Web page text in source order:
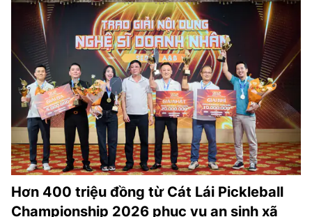
Hơn 400 triệu đồng từ Cát Lái Pickleball
Championship 2026 phục vụ an sinh xã